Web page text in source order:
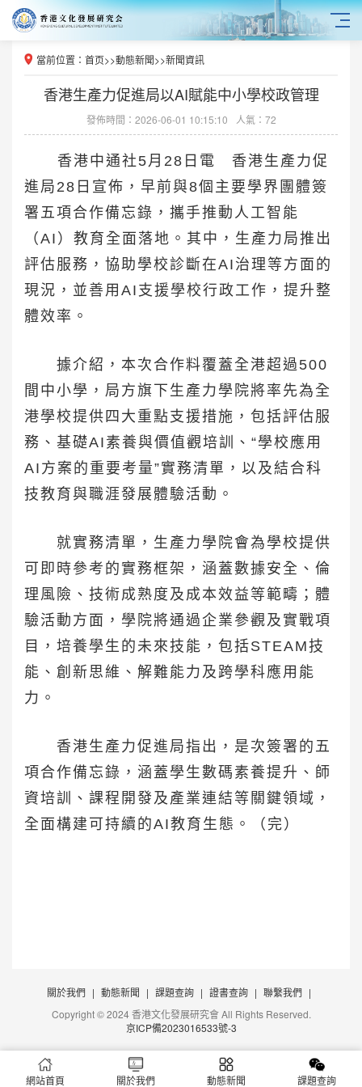
當前位置： 首页>>動態新聞>>新聞資訊
香港生產力促進局以AI賦能中小學校政管理
發佈時間：2026-06-01 10:15:10 人氣：72
香港中通社5月28日電 香港生產力促
進局28日宣佈，早前與8個主要學界團體簽
署五項合作備忘錄，攜手推動人工智能
（AI）教育全面落地。其中，生產力局推出
評估服務，協助學校診斷在AI治理等方面的
現況，並善用AI支援學校行政工作，提升整
體效率。
據介紹，本次合作料覆蓋全港超過500
間中小學，局方旗下生產力學院將率先為全
港學校提供四大重點支援措施，包括評估服
務、基礎AI素養與價值觀培訓、“學校應用
AI方案的重要考量”實務清單，以及結合科
技教育與職涯發展體驗活動。
就實務清單，生產力學院會為學校提供
可即時參考的實務框架，涵蓋數據安全、倫
理風險、技術成熟度及成本效益等範疇；體
驗活動方面，學院將通過企業參觀及實戰項
目，培養學生的未來技能，包括STEAM技
能、創新思維、解難能力及跨學科應用能
力。
香港生產力促進局指出，是次簽署的五
項合作備忘錄，涵蓋學生數碼素養提升、師
資培訓、課程開發及產業連結等關鍵領域，
全面構建可持續的AI教育生態。（完）
關於我們 | 動態新聞 | 課題查詢 | 證書查詢 | 聯繫我們 |
Copyright © 2024 香港文化發展研究會 All Rights Reserved.
京ICP備2023016533號-3
網站首頁 關於我們 動態新聞 課題查詢